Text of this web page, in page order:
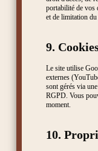
portabilité de vos
et de limitation du
9.
Le site utilise
externes
sont gérés via
RGPD. Vous
moment.
10.